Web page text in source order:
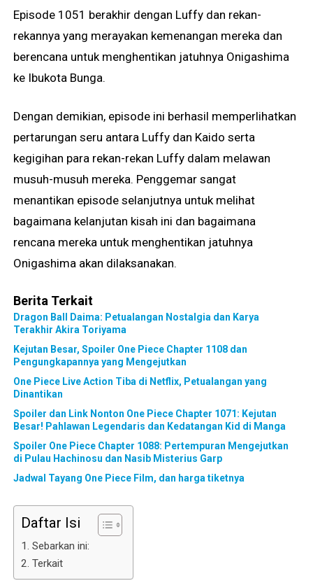
Episode 1051 berakhir dengan Luffy dan rekan-
rekannya yang merayakan kemenangan mereka dan
berencana untuk menghentikan jatuhnya Onigashima
ke Ibukota Bunga.
Dengan demikian, episode ini berhasil memperlihatkan
pertarungan seru antara Luffy dan Kaido serta
kegigihan para rekan-rekan Luffy dalam melawan
musuh-musuh mereka. Penggemar sangat
menantikan episode selanjutnya untuk melihat
bagaimana kelanjutan kisah ini dan bagaimana
rencana mereka untuk menghentikan jatuhnya
Onigashima akan dilaksanakan.
Berita Terkait
Dragon Ball Daima: Petualangan Nostalgia dan Karya
Terakhir Akira Toriyama
Kejutan Besar, Spoiler One Piece Chapter 1108 dan
Pengungkapannya yang Mengejutkan
One Piece Live Action Tiba di Netflix, Petualangan yang
Dinantikan
Spoiler dan Link Nonton One Piece Chapter 1071: Kejutan
Besar! Pahlawan Legendaris dan Kedatangan Kid di Manga
Spoiler One Piece Chapter 1088: Pertempuran Mengejutkan
di Pulau Hachinosu dan Nasib Misterius Garp
Jadwal Tayang One Piece Film, dan harga tiketnya
Daftar Isi
Sebarkan ini:
Terkait